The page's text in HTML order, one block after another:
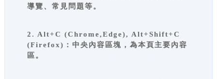
導覽、常見問題等。
2. Alt+C (Chrome,Edge), Alt+Shift+C
(Firefox)：中央內容區塊，為本頁主要內容
區。